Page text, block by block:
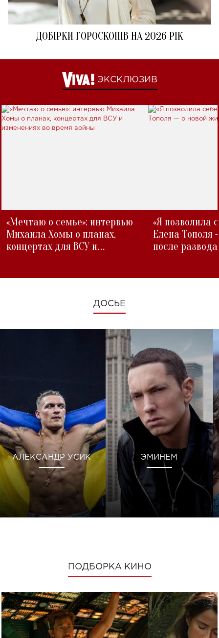
ДОБІРКИ ГОРОСКОПІВ НА 2026 РІК
ЭКСКЛЮЗИВ
«Мечтаю о семье»: интервью
Михаила Хомы о планах,
концертах для ВСУ и
«Я позволила
Елена Тополя
после развода
ДОСЬЕ
АЛЕКСАНДР УСИК ЭМИНЕМ
ПОДБОРКА КИНО